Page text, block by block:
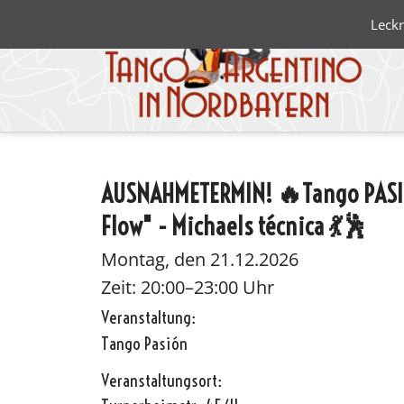
Blanco y
Negro
AUSNAHMETERMIN! 🔥Tango
Flow" - Michaels técnica 💃🕺
Montag, den 21.12.2026
Zeit: 20:00–23:00 Uhr
Veranstaltung:
Tango Pasión
Veranstaltungsort: